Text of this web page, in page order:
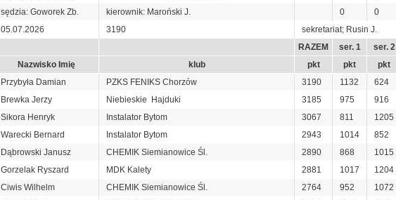
sędzia: Goworek Zb.
kierownik: Maroński J. 0
0
05.07.2026 3190
sekretariat; Rusin J.
RAZEM
ser. 1 ser. 2
Nazwisko Imię klub pkt pkt pkt
Przybyła Damian PZKS FENIKS Chorzów 3190 1132 624
Brewka Jerzy Niebieskie Hajduki 3185 975 916
Sikora Henryk Instalator Bytom 3067 811 1205
Warecki Bernard Instalator Bytom 2943 1014 852
Dąbrowski Janusz CHEMIK Siemianowice Śl. 2890 868 1015
Gorzelak Ryszard MDK Kalety 2881 1017 1204
Ciwis Wilhelm CHEMIK Siemianowice Śl. 2764 952 1072